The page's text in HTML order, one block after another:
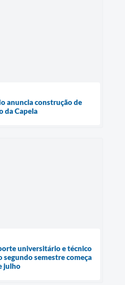
anuncia construção de
da Capela
universitário e técnico
segundo semestre começa
julho